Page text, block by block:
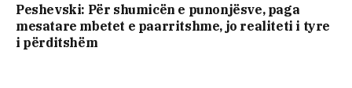
Peshevski: Për shumicën e punonjësve, paga
mesatare mbetet e paarritshme, jo realiteti i tyre
i përditshëm